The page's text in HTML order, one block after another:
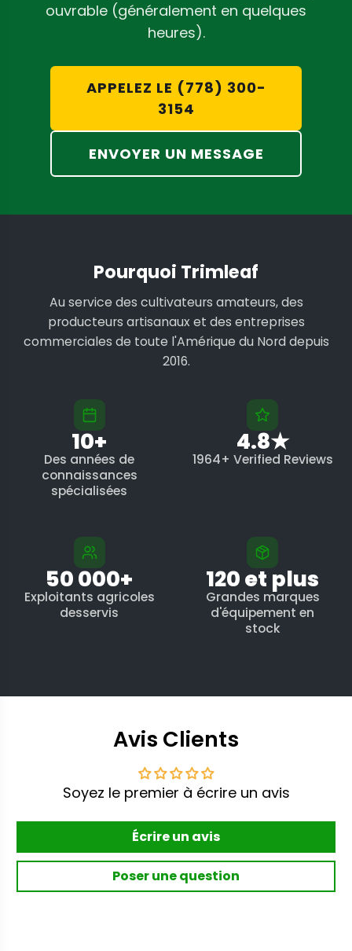
ouvrable (généralement en quelques
heures).
APPELEZ LE (778) 300-
3154
ENVOYER UN MESSAGE
Pourquoi Trimleaf
Au service des cultivateurs amateurs, des
producteurs artisanaux et des entreprises
commerciales de toute l'Amérique du Nord depuis
2016.
10+
Des années de
connaissances
spécialisées
4.8★
1964+ Verified Reviews
50 000+
Exploitants agricoles
desservis
120 et plus
Grandes marques
d'équipement en
stock
Avis Clients
Soyez le premier à écrire un avis
Écrire un avis
Poser une question